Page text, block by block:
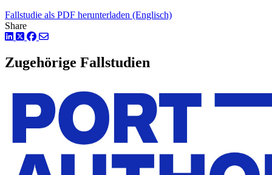
Fallstudie als PDF herunterladen (Englisch)
Share
LinkedIn
TwitterFacebook
Zugehörige Fallstudien